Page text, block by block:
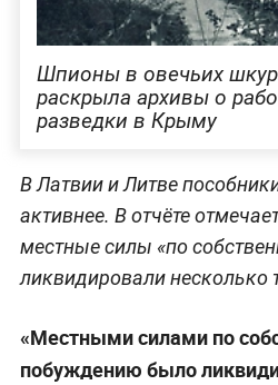
Шпионы в овечьих
раскрыла архивы о
разведки в Крыму
В Латвии и Литве
активнее. В отчёте
местные силы «по
ликвидировали несколько
«Местными силами по
побуждению было